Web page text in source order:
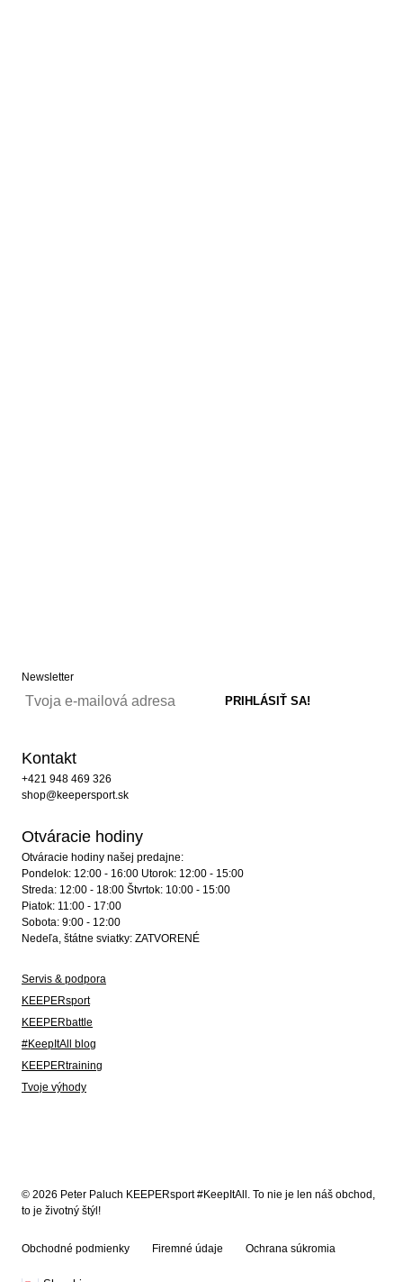
Newsletter
Kontakt
+421 948 469 326
shop@keepersport.sk
Otváracie hodiny
Otváracie hodiny našej predajne:
Pondelok: 12:00 - 16:00 Utorok: 12:00 - 15:00
Streda: 12:00 - 18:00 Štvrtok: 10:00 - 15:00
Piatok: 11:00 - 17:00
Sobota: 9:00 - 12:00
Nedeľa, štátne sviatky: ZATVORENÉ
Servis & podpora
KEEPERsport
KEEPERbattle
#KeepItAll blog
KEEPERtraining
Tvoje výhody
© 2026 Peter Paluch KEEPERsport #KeepItAll. To nie je len náš obchod,
to je životný štýl!
Obchodné podmienky Firemné údaje Ochrana súkromia